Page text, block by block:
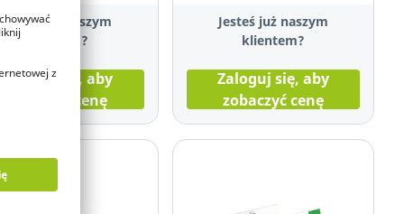
Jesteś już naszym
klientem?
Zaloguj się, aby
zobaczyć cenę
Jesteś już naszym
klientem?
Zaloguj się, aby
zobaczyć cenę